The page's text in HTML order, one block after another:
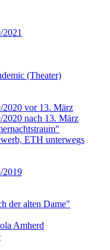
(Theater)
2020 vor 13. März
2020 nach 13. März
ETH unterwegs
2019
der alten Dame"
Amherd